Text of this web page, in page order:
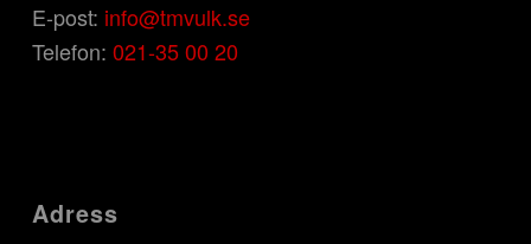
E-post: info@tmvulk.se
Telefon: 021-35 00 20
Adress